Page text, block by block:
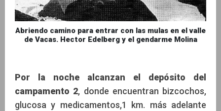
Abriendo camino para entrar con las mulas en el valle
de Vacas. Hector Edelberg y el gendarme Molina
Por la noche alcanzan el depósito del
campamento 2, donde encuentran bizcochos,
glucosa y medicamentos,1 km. más adelante